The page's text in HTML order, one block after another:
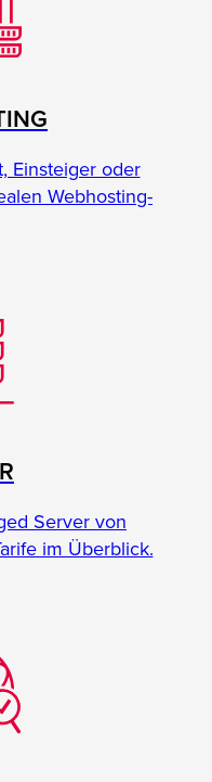
Einsteiger oder
Webhosting-
Server von
im Überblick.